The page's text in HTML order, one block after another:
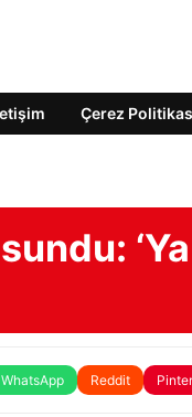
Çerez
‘Ya
WhatsApp Reddit